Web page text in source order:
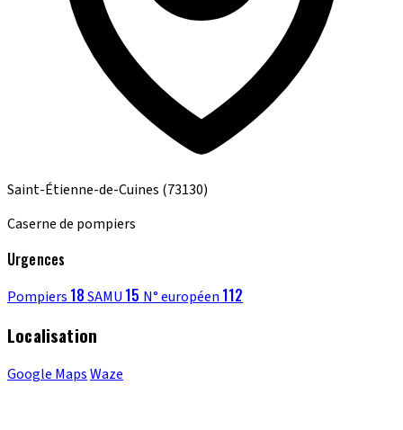
Saint-Étienne-de-Cuines (73130)
Caserne de pompiers
Urgences
Pompiers 18SAMU 15 N° européen 112
Localisation
Google MapsWaze